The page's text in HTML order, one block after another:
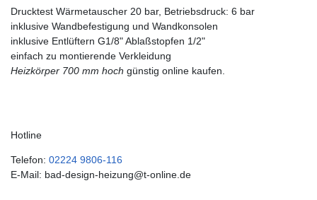
Drucktest Wärmetauscher 20 bar, Betriebsdruck: 6 bar
inklusive Wandbefestigung und Wandkonsolen
inklusive Entlüftern G1/8" Ablaßstopfen 1/2"
einfach zu montierende Verkleidung
Heizkörper 700 mm hoch günstig online kaufen.
Hotline
Telefon: 02224 9806-116
E-Mail: bad-design-heizung@t-online.de